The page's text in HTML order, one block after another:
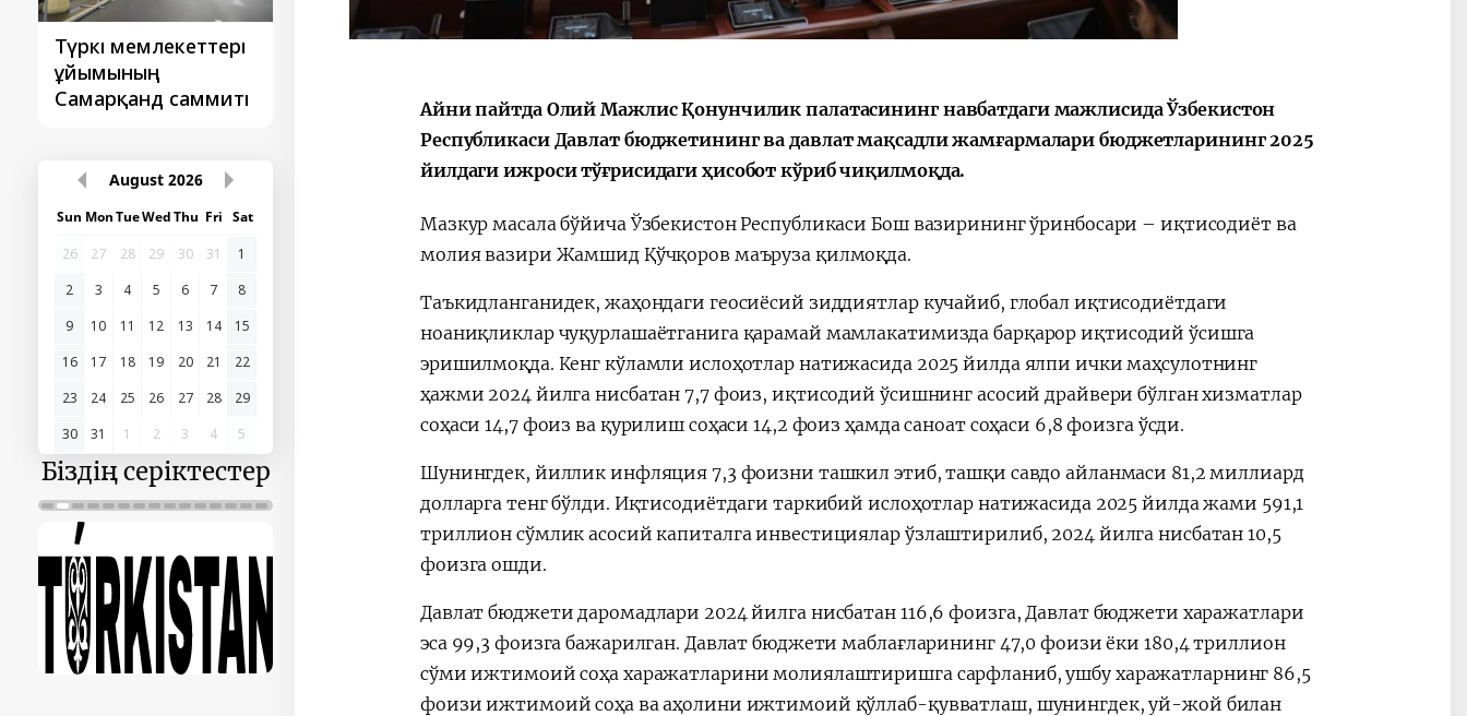
Түркі мемлекеттері
ұйымының
Самарқанд саммиті
‘Орталық Азия -
August 2026
Sun MonTueWedThu Fri Sat
26
27 28 29 30 31
1
2
3 4 5 6 7
8
9
10 11 12 13 14
15
16
17 18 19 20 21
22
23
24 25 26 27 28
29
30
31 1 2 3 4 5
Біздің серіктестер
Айни пайтда Олий Мажлис Қонунчилик палатасининг навбатдаги мажлисида Ўзбекистон
Республикаси Давлат бюджетининг ва давлат мақсадли жамғармалари бюджетларининг 2025
йилдаги ижроси тўғрисидаги ҳисобот кўриб чиқилмоқда.
Мазкур масала бўйича Ўзбекистон Республикаси Бош вазирининг ўринбосари – иқтисодиёт ва
молия вазири Жамшид Қўчқоров маъруза қилмоқда.
Таъкидланганидек, жаҳондаги геосиёсий зиддиятлар кучайиб, глобал иқтисодиётдаги
ноаниқликлар чуқурлашаётганига қарамай мамлакатимизда барқарор иқтисодий ўсишга
эришилмоқда. Кенг кўламли ислоҳотлар натижасида 2025 йилда ялпи ички маҳсулотнинг
ҳажми 2024 йилга нисбатан 7,7 фоиз, иқтисодий ўсишнинг асосий драйвери бўлган хизматлар
соҳаси 14,7 фоиз ва қурилиш соҳаси 14,2 фоиз ҳамда саноат соҳаси 6,8 фоизга ўсди.
Шунингдек, йиллик инфляция 7,3 фоизни ташкил этиб, ташқи савдо айланмаси 81,2 миллиард
долларга тенг бўлди. Иқтисодиётдаги таркибий ислоҳотлар натижасида 2025 йилда жами 591,1
триллион сўмлик асосий капиталга инвестициялар ўзлаштирилиб, 2024 йилга нисбатан 10,5
фоизга ошди.
Давлат бюджети даромадлари 2024 йилга нисбатан 116,6 фоизга, Давлат бюджети харажатлари
эса 99,3 фоизга бажарилган. Давлат бюджети маблағларининг 47,0 фоизи ёки 180,4 триллион
сўми ижтимоий соҳа харажатларини молиялаштиришга сарфланиб, ушбу харажатларнинг 86,5
фоизи ижтимоий соҳа ва аҳолини ижтимоий қўллаб-қувватлаш, шунингдек, уй-жой билан